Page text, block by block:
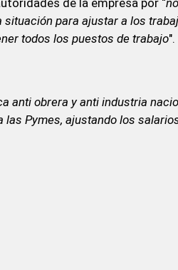
de la empresa por “
situación para ajustar a los
todos los puestos de trabajo".
anti obrera y anti industria
las Pymes, ajustando los